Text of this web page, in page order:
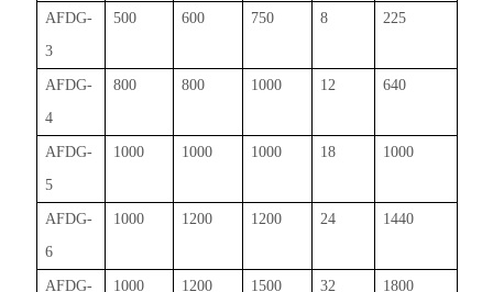
AFDG-
3
500 600 750 8 225
AFDG-
4
800 800 1000 12 640
AFDG-
5
1000 1000 1000 18 1000
AFDG-
6
1000 1200 1200 24 1440
AFDG-
1000 1200 1500 32 1800